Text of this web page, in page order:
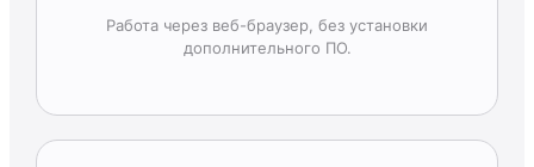
Работа через веб-браузер, без установки
дополнительного ПО.